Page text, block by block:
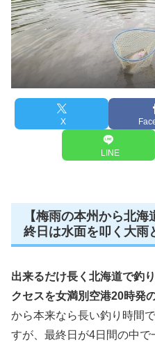
X
LINE
【梅雨の本州から北
終日は水面を叩く大雨
出来るだけ長く北海道で釣
クセスを女満別空港20時発
から本来なら長い釣り時間
すが、最終日が4日間の中